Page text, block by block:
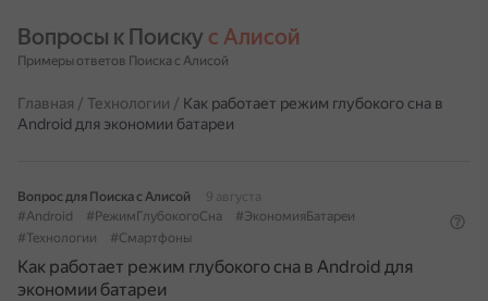
Вопросы к Поиску с Алисой
Примеры ответов Поиска с Алисой
Главная / Технологии / Как работает режим глубокого сна в
Android для экономии батареи
Вопрос для Поиска с Алисой
9 августа
#Android
#РежимГлубокогоСна
#ЭкономияБатареи
#Технологии
#Смартфоны
Как работает режим глубокого сна в Android для
экономии батареи